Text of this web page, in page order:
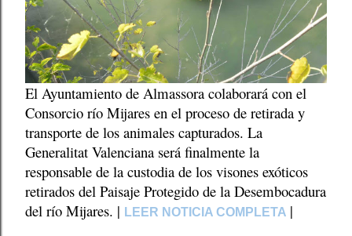
El Ayuntamiento de Almassora colaborará con el
Consorcio río Mijares en el proceso de retirada y
transporte de los animales capturados. La
Generalitat Valenciana será finalmente la
responsable de la custodia de los visones exóticos
retirados del Paisaje Protegido de la Desembocadura
del río Mijares. | LEER NOTICIA COMPLETA |